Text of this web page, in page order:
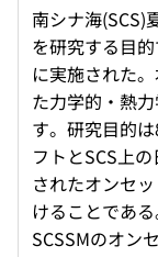
南シナ海(SCS)
を研究する目
に実施された
た力学的・熱
す。研究目的
フトとSCS上
されたオンセ
けることであ
SCSSMのオン